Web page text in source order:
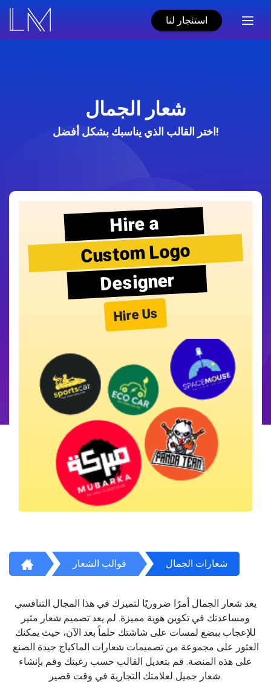
استئجار لنا
شعار الجمال
اختر القالب الذي يناسبك بشكل أفضل!
Hire a
Custom Logo
Designer
Hire Us
قوالب الشعار شعارات الجمال
يعد شعار الجمال أمرًا ضروريًا لتميزك في هذا المجال التنافسي
ومساعدتك في تكوين هوية مميزة. لم يعد تصميم شعار مثير
للإعجاب ببضع لمسات على شاشتك حلماً بعد الآن، حيث يمكنك
العثور على مجموعة من تصميمات شعارات الماكياج جيدة الصنع
على هذه المنصة. قم بتعديل القالب حسب رغبتك وقم بإنشاء
شعار جميل لعلامتك التجارية في وقت قصير.